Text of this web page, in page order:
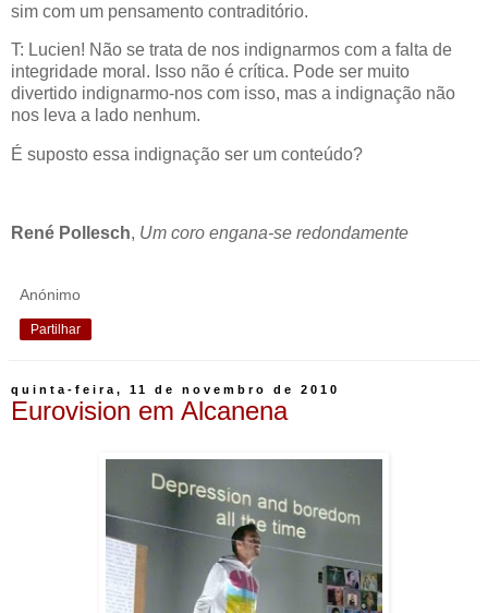
sim com um pensamento contraditório.
T: Lucien! Não se trata de nos indignarmos com a falta de
integridade moral. Isso não é crítica. Pode ser muito
divertido indignarmo-nos com isso, mas a indignação não
nos leva a lado nenhum.
É suposto essa indignação ser um conteúdo?
René Pollesch, Um coro engana-se redondamente
Anónimo
Partilhar
quinta-feira, 11 de novembro de 2010
Eurovision em Alcanena